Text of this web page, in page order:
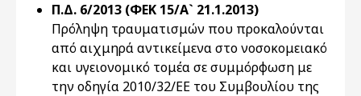
Π.Δ. 6/2013 (ΦΕΚ 15/Α` 21.1.2013)
Πρόληψη τραυματισμών που προκαλούνται
από αιχμηρά αντικείμενα στο νοσοκομειακό
και υγειονομικό τομέα σε συμμόρφωση με
την οδηγία 2010/32/ΕΕ του Συμβουλίου της